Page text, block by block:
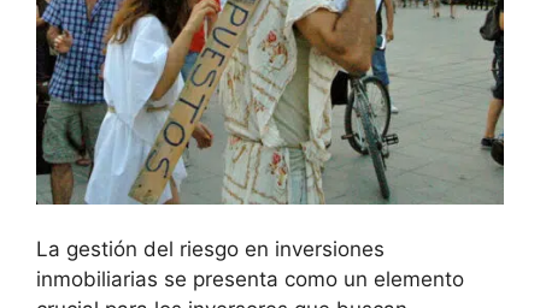
La gestión⁤ del riesgo en inversiones
inmobiliarias se presenta como un elemento⁢